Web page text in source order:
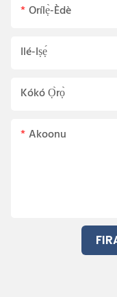
Orílẹ̀-Èdè
Ilé-Iṣẹ́
Kókó Ọ̀rọ̀
Akoonu